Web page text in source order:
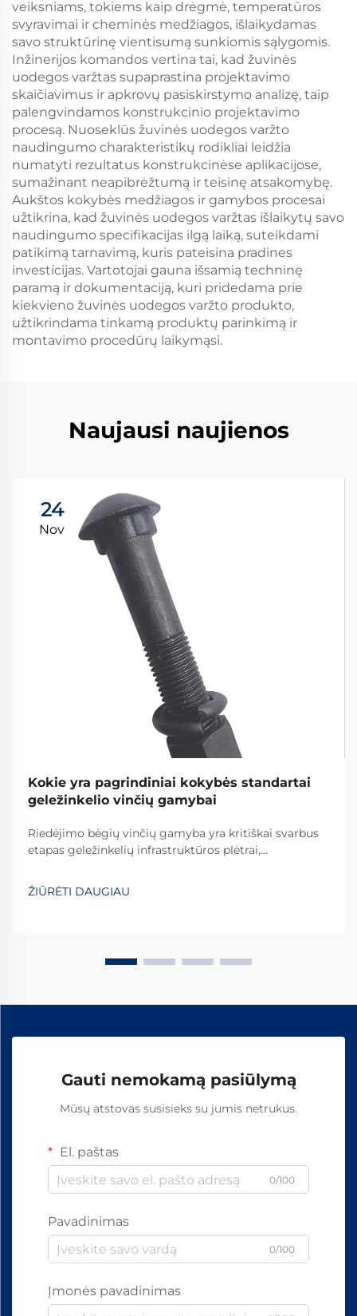
veiksniams, tokiems kaip drėgmė, temperatūros
svyravimai ir cheminės medžiagos, išlaikydamas
savo struktūrinę vientisumą sunkiomis sąlygomis.
Inžinerijos komandos vertina tai, kad žuvinės
uodegos varžtas supaprastina projektavimo
skaičiavimus ir apkrovų pasiskirstymo analizę, taip
palengvindamos konstrukcinio projektavimo
procesą. Nuoseklūs žuvinės uodegos varžto
naudingumo charakteristikų rodikliai leidžia
numatyti rezultatus konstrukcinėse aplikacijose,
sumažinant neapibrėžtumą ir teisinę atsakomybę.
Aukštos kokybės medžiagos ir gamybos procesai
užtikrina, kad žuvinės uodegos varžtas išlaikytų savo
naudingumo specifikacijas ilgą laiką, suteikdami
patikimą tarnavimą, kuris pateisina pradines
investicijas. Vartotojai gauna išsamią techninę
paramą ir dokumentaciją, kuri pridedama prie
kiekvieno žuvinės uodegos varžto produkto,
užtikrindama tinkamą produktų parinkimą ir
montavimo procedūrų laikymąsi.
Naujausi naujienos
24
Nov
Kokie yra pagrindiniai kokybės standartai
geležinkelio vinčių gamybai
Riedėjimo bėgių vinčių gamyba yra kritiškai svarbus
etapas geležinkelių infrastruktūros plėtrai,
kad būtų užtikrinta geležinkelių sistemų sauga ir
ilgaamžiškumas visame pasaulyje. Šių esminių detalių
ŽIŪRĖTI DAUGIAU
Gauti nemokamą pasiūlymą
Mūsų atstovas susisieks su jumis netrukus.
El. paštas
0/100
Pavadinimas
0/100
Įmonės pavadinimas